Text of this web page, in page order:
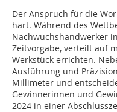
Der Anspruch für die
hart. Während des
Nachwuchshandwerker
Zeitvorgabe, verteilt auf
Werkstück errichten.
Ausführung und
Millimeter und
Gewinnerinnen und
2024 in einer